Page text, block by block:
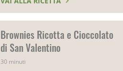
Brownies Ricotta e Cioccolato
di San Valentino
30 minuti